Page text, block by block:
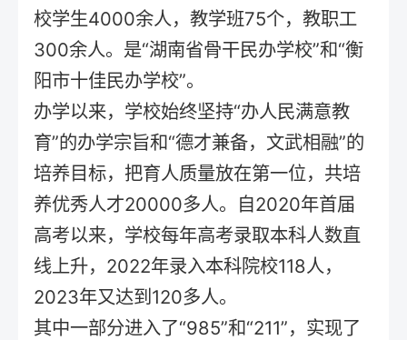
校学生4000余人，教学班75个，教职工
300余人。是“湖南省骨干民办学校”和“衡
阳市十佳民办学校”。
办学以来，学校始终坚持“办人民满意教
育”的办学宗旨和“德才兼备，文武相融”的
培养目标，把育人质量放在第一位，共培
养优秀人才20000多人。自2020年首届
高考以来，学校每年高考录取本科人数直
线上升，2022年录入本科院校118人，
2023年又达到120多人。
其中一部分进入了“985”和“211”，实现了